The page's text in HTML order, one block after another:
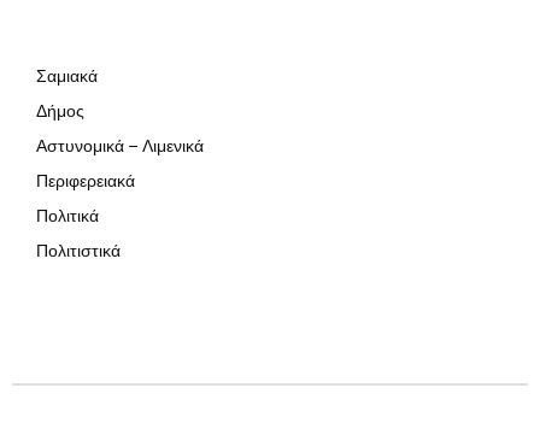
Σαμιακά
Δήμος
Αστυνομικά – Λιμενικά
Περιφερειακά
Πολιτικά
Πολιτιστικά